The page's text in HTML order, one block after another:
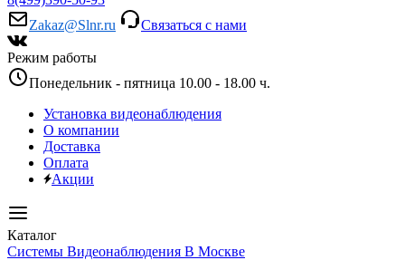
Zakaz@Slnr.ru
Связаться с нами
Режим работы
Понедельник - пятница 10.00 - 18.00 ч.
Установка видеонаблюдения
О компании
Доставка
Оплата
Акции
Каталог
Системы Видеонаблюдения В Москве